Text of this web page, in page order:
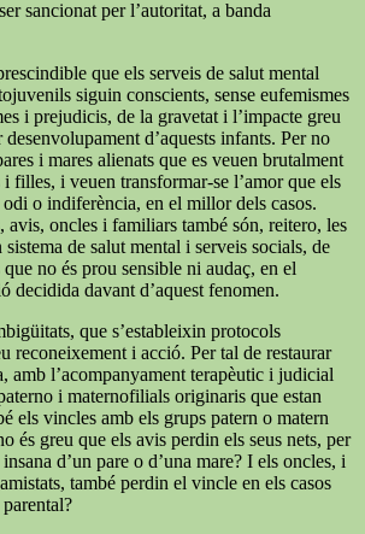
sancionat per l’autoritat, a banda
que els serveis de salut mental
siguin conscients, sense eufemismes
i prejudicis, de la gravetat i l’impacte greu
d’aquests infants. Per no
i mares alienats que es veuen brutalment
i filles, i veuen transformar-se l’amor que els
o indiferència, en el millor dels casos.
avis, oncles i familiars també són, reitero, les
sistema de salut mental i serveis socials, de
no és prou sensible ni audaç, en el
decidida davant d’aquest fenomen.
que s’estableixin protocols
reconeixement i acció. Per tal de restaurar
amb l’acompanyament terapèutic i judicial
i maternofilials originaris que estan
els vincles amb els grups patern o matern
és greu que els avis perdin els seus nets, per
d’un pare o d’una mare? I els oncles, i
també perdin el vincle en els casos